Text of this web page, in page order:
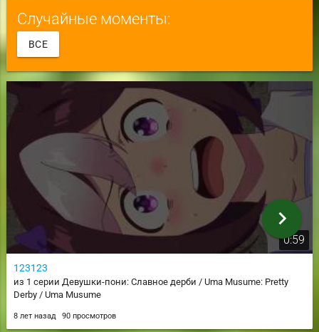
Случайные моменты:
ВСЕ
0:59
123123
из 1 серии Девушки-пони: Славное дерби / Uma Musume: Pretty
Derby / Uma Musume
8 лет назад 90 просмотров
chevron_right